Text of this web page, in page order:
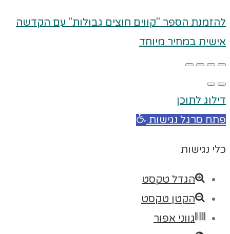
להזמנת הספר "קווים חוצים גבולות" עם הקדשה
אישית במחיר מיוחד
דילוג לתוכן
פתח סרגל נגישות
כלי נגישות
הגדל טקסט
הקטן טקסט
גווני אפור